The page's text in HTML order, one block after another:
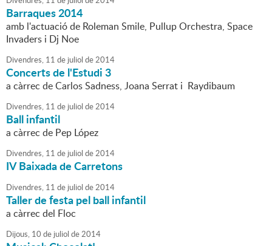
Barraques 2014
amb l'actuació de Roleman Smile, Pullup Orchestra, Space
Invaders i Dj Noe
Divendres, 11 de juliol de2014
Concerts de l'Estudi 3
a càrrec de Carlos Sadness, Joana Serrat i Raydibaum
Divendres, 11 de juliol de2014
Ball infantil
a càrrec de Pep López
Divendres, 11 de juliol de2014
IV Baixada de Carretons
Divendres, 11 de juliol de2014
Taller de festa pel ball infantil
a càrrec del Floc
Dijous, 10 de juliol de2014